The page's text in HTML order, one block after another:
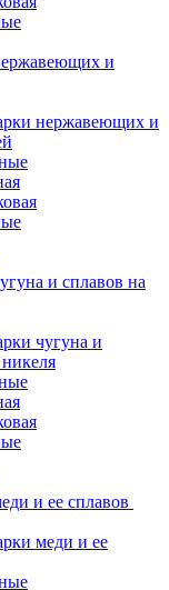
и
нержавеющих и
и сплавов на
чугуна и
и ее сплавов
меди и ее